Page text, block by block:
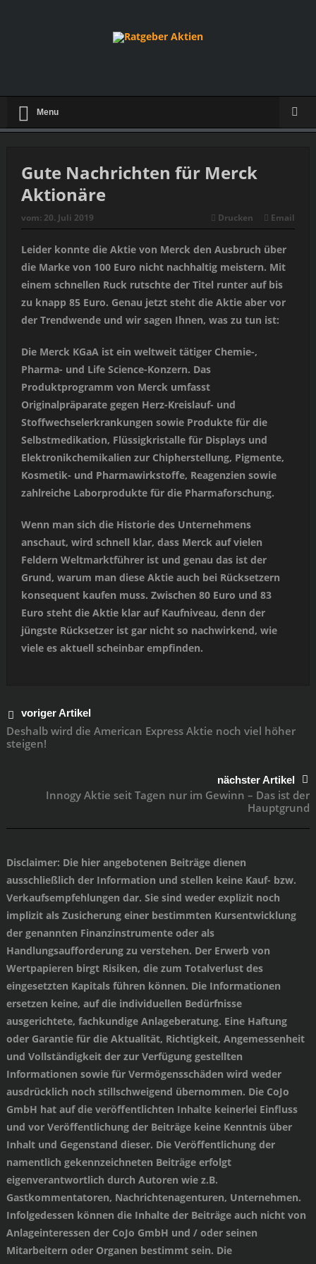
Menu
Gute Nachrichten für Merck
Aktionäre
vom: 20. Juli 2019 Drucken Email
Leider konnte die Aktie von Merck den Ausbruch über
die Marke von 100 Euro nicht nachhaltig meistern. Mit
einem schnellen Ruck rutschte der Titel runter auf bis
zu knapp 85 Euro. Genau jetzt steht die Aktie aber vor
der Trendwende und wir sagen Ihnen, was zu tun ist:
Die Merck KGaA ist ein weltweit tätiger Chemie-,
Pharma- und Life Science-Konzern. Das
Produktprogramm von Merck umfasst
Originalpräparate gegen Herz-Kreislauf- und
Stoffwechselerkrankungen sowie Produkte für die
Selbstmedikation, Flüssigkristalle für Displays und
Elektronikchemikalien zur Chipherstellung, Pigmente,
Kosmetik- und Pharmawirkstoffe, Reagenzien sowie
zahlreiche Laborprodukte für die Pharmaforschung.
Wenn man sich die Historie des Unternehmens
anschaut, wird schnell klar, dass Merck auf vielen
Feldern Weltmarktführer ist und genau das ist der
Grund, warum man diese Aktie auch bei Rücksetzern
konsequent kaufen muss. Zwischen 80 Euro und 83
Euro steht die Aktie klar auf Kaufniveau, denn der
jüngste Rücksetzer ist gar nicht so nachwirkend, wie
viele es aktuell scheinbar empfinden.
voriger Artikel
Deshalb wird die American Express Aktie noch viel höher
steigen!
nächster Artikel
Innogy Aktie seit Tagen nur im Gewinn – Das ist der
Hauptgrund
Disclaimer: Die hier angebotenen Beiträge dienen
ausschließlich der Information und stellen keine Kauf- bzw.
Verkaufsempfehlungen dar. Sie sind weder explizit noch
implizit als Zusicherung einer bestimmten Kursentwicklung
der genannten Finanzinstrumente oder als
Handlungsaufforderung zu verstehen. Der Erwerb von
Wertpapieren birgt Risiken, die zum Totalverlust des
eingesetzten Kapitals führen können. Die Informationen
ersetzen keine, auf die individuellen Bedürfnisse
ausgerichtete, fachkundige Anlageberatung. Eine Haftung
oder Garantie für die Aktualität, Richtigkeit, Angemessenheit
und Vollständigkeit der zur Verfügung gestellten
Informationen sowie für Vermögensschäden wird weder
ausdrücklich noch stillschweigend übernommen. Die CoJo
GmbH hat auf die veröffentlichten Inhalte keinerlei Einfluss
und vor Veröffentlichung der Beiträge keine Kenntnis über
Inhalt und Gegenstand dieser. Die Veröffentlichung der
namentlich gekennzeichneten Beiträge erfolgt
eigenverantwortlich durch Autoren wie z.B.
Gastkommentatoren, Nachrichtenagenturen, Unternehmen.
Infolgedessen können die Inhalte der Beiträge auch nicht von
Anlageinteressen der CoJo GmbH und / oder seinen
Mitarbeitern oder Organen bestimmt sein. Die